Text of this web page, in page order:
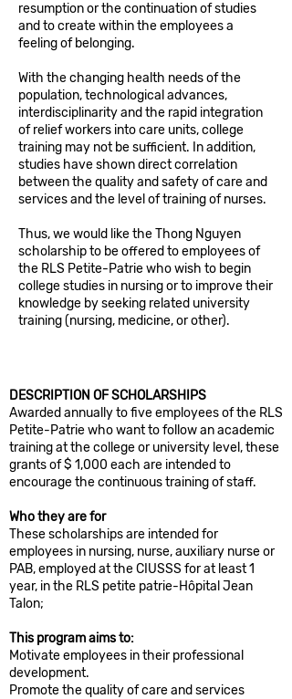
resumption or the continuation of studies
and to create within the employees a
feeling of belonging.
With the changing health needs of the
population, technological advances,
interdisciplinarity and the rapid integration
of relief workers into care units, college
training may not be sufficient. In addition,
studies have shown direct correlation
between the quality and safety of care and
services and the level of training of nurses.
Thus, we would like the Thong Nguyen
scholarship to be offered to employees of
the RLS Petite-Patrie who wish to begin
college studies in nursing or to improve their
knowledge by seeking related university
training (nursing, medicine, or other).
DESCRIPTION OF SCHOLARSHIPS
Awarded annually to five employees of the RLS
Petite-Patrie who want to follow an academic
training at the college or university level, these
grants of $ 1,000 each are intended to
encourage the continuous training of staff.
Who they are for
These scholarships are intended for
employees in nursing, nurse, auxiliary nurse or
PAB, employed at the CIUSSS for at least 1
year, in the RLS petite patrie-Hôpital Jean
Talon;
This program aims to:
Motivate employees in their professional
development.
Promote the quality of care and services